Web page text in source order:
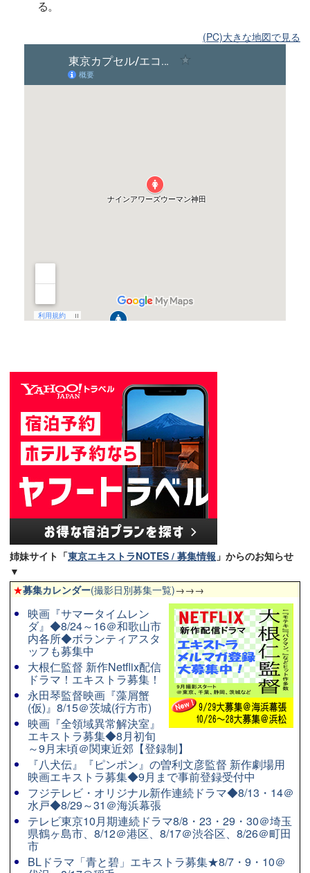
る。
(PC)大きな地図で見る
姉妹サイト「東京エキストラNOTES / 募集情報 」からのお知らせ
▼
★募集カレンダー(撮影日別募集一覧)→→→
映画『サマータイムレン
ダ』◆8/24～16＠和歌山市
内各所◆ボランティアスタ
ッフも募集中
大根仁監督 新作Netflix配信
ドラマ！エキストラ募集！
永田琴監督映画『藻屑蟹
(仮)』8/15＠茨城(行方市)
映画『全領域異常解決室』
エキストラ募集◆8月初旬
～9月末頃＠関東近郊【登録制】
『八犬伝』『ピンポン』の曽利文彦監督 新作劇場用
映画エキストラ募集◆9月まで事前登録受付中
フジテレビ・オリジナル新作連続ドラマ◆8/13・14＠
水戸◆8/29～31＠海浜幕張
テレビ東京10月期連続ドラマ8/8・23・29・30＠埼玉
県鶴ヶ島市、8/12＠港区、8/17＠渋谷区、8/26＠町田
市
BLドラマ「青と碧」エキストラ募集★8/7・9・10＠